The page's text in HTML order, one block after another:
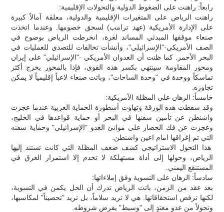
رابعاً: راهنت على الضغوط الدولية والتحولات الإقليمية:
راهنت الرياض على المتغيرات الإقليمية والدولية، معلقة آمالاً كبيرة
على الإدارة الأمريكية (عهد ترامب) لسحق خصومها. وعندما اتخذت
صنعاء موقفها المبدئي المساند لغزة، انخرطت الرياض بوضوح في
الصف الأمريكي-"الإسرائيلي"، وأنشأت تحالفات للتصدي للعمليات في
البحر الأحمر. كما ظنت أن العدوان الأمريكي -"الإسرائيلي" على إيران
ومحور المقاومة سينتهي بكسر هذه القوى، فإذا بالمحور يخرج أكثر
تماسكاً ووحدة في "وحدة الساحات"، وباتت صنعاء لاعباً إقليمياً لا يمكن
تجاوزه.
خامساً: الرهان على المظلة الأمريكية:
وقد سقطت هذه الورقة وتهاوت أسطورة الحماية الغربية عندما عجزت
واشنطن عن تأمين سفنها في البحر أو حماية قواعدها في الخليج،
وعجزت عن فك الحصار على موانئ العدو "الإسرائيلي" وحماية سفنه
التي تم إغراقها امام اعين واشنطن.
هذا التحول الاستراتيجي كشف ضعف المظلة التي كانت تستند إليها
الرياض، وحولها إلى أداة مستهلكة لا تخدم إلا استمرار الغرق في
المستنقع اليمني.
سادساً: الرهان على التسوية وفق إملاءاتها:
بعد عقد من الزمن، باتت الرياض تدرك أن الحل يكمن في التسوية،
لكنها ترفض استحقاقاتها. هي لا تريد سلاماً، بل تريد "تحصيناً" لمكاسبها،
وتحولاً من عدو معتدٍ إلى "وسيط" يفرض شروطه.